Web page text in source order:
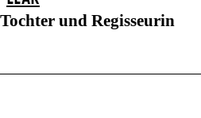
und Regisseurin